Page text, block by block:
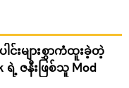
င်းများစွှာကံထူးခဲ့တဲ့
ဇနီးဖြစ်သူ Mod